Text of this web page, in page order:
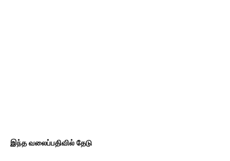
இந்த வலைப்பதிவில் தேடு